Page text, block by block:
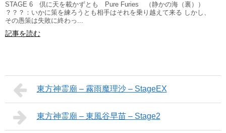
STAGE 6 倶に天を載かずとも Pure Furies （静かの海（裏））
？？？：いかに策を練ろうとも相手はそれを乗り越えて来る しかし、
その愚策は失敗に終わっ...
記事を読む
東方神霊廟 – 霧雨魔理沙 – StageEX
東方神霊廟 – 東風谷早苗 – Stage2